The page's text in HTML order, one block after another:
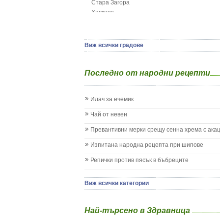
Гърч
Детски диабет
Жълтеница
Запек на бебето и детето
Кашлица при бебето и детето
Колики
Менингит
Млечница
Нощно напикаване - енуреза
Плач
Стара Загора
Хасково
Виж всички градове
Последно от народни рецепти
Илач за ечемик
Чай от невен
Превантивни мерки срещу сенна хрема с
Изпитана народна рецепта при шипове
Репички против пясък в бъбреците
Виж всички категории
Най-търсено в Здравница